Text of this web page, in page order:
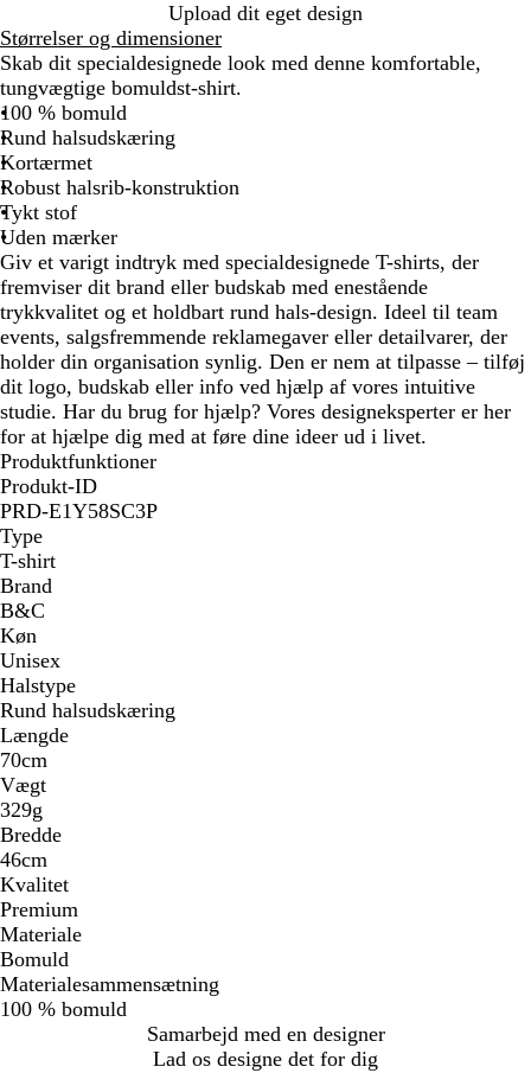
Upload dit eget design
Størrelser og dimensioner
Skab dit specialdesignede look med denne komfortable,
tungvægtige bomuldst-shirt.
100 % bomuld
Rund halsudskæring
Kortærmet
Robust halsrib-konstruktion
Tykt stof
Uden mærker
Giv et varigt indtryk med specialdesignede T-shirts, der
fremviser dit brand eller budskab med enestående
trykkvalitet og et holdbart rund hals-design. Ideel til team
events, salgsfremmende reklamegaver eller detailvarer, der
holder din organisation synlig. Den er nem at tilpasse – tilføj
dit logo, budskab eller info ved hjælp af vores intuitive
studie. Har du brug for hjælp? Vores designeksperter er her
for at hjælpe dig med at føre dine ideer ud i livet.
Produktfunktioner
Produkt-ID
PRD-E1Y58SC3P
Type
T-shirt
Brand
B&C
Køn
Unisex
Halstype
Rund halsudskæring
Længde
70cm
Vægt
329g
Bredde
46cm
Kvalitet
Premium
Materiale
Bomuld
Materialesammensætning
100 % bomuld
Samarbejd med en designer
Lad os designe det for dig